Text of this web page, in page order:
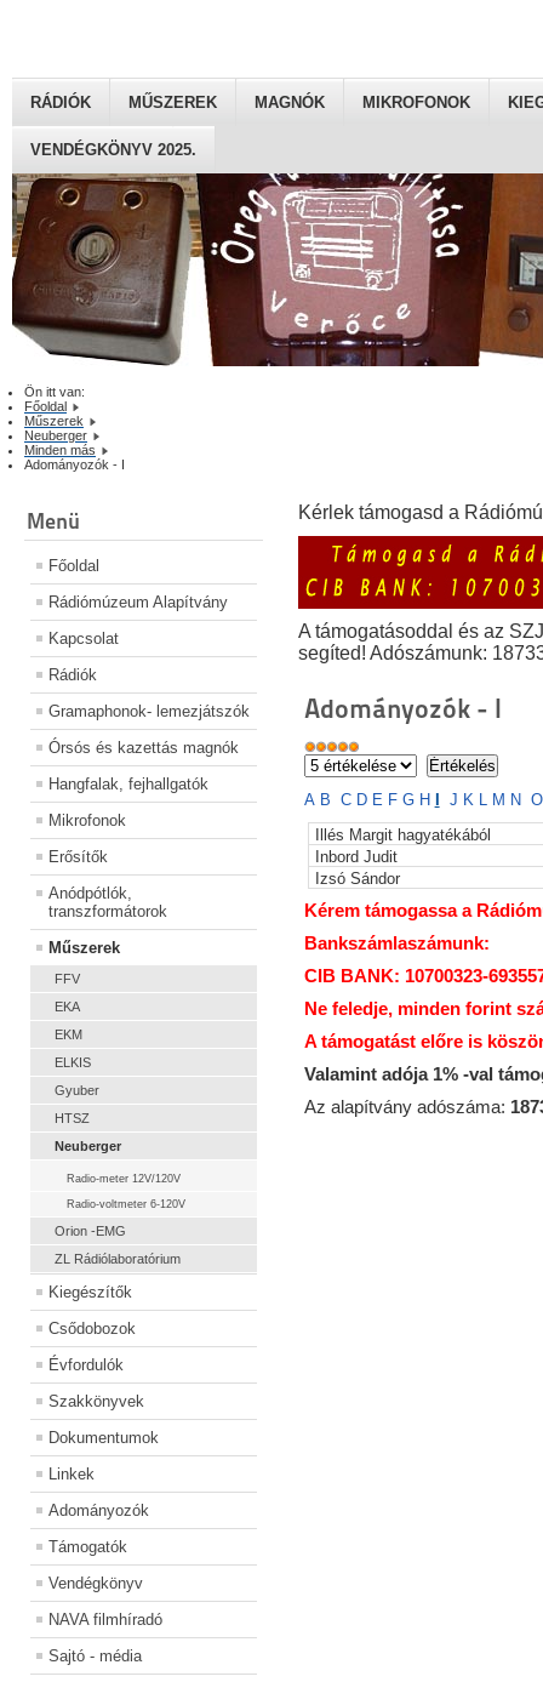
RÁDIÓK MŰSZEREK MAGNÓK MIKROFONOK
VENDÉGKÖNYV 2025.
Ön itt van:
Főoldal
Műszerek
Neuberger
Minden más
Adományozók - I
Menü
Főoldal
Rádiómúzeum Alapítvány
Kapcsolat
Rádiók
Gramaphonok- lemezjátszók
Órsós és kazettás magnók
Hangfalak, fejhallgatók
Mikrofonok
Erősítők
Anódpótlók,
transzformátorok
Műszerek
FFV
EKA
EKM
ELKIS
Gyuber
HTSZ
Neuberger
Radio-meter 12V/120V
Radio-voltmeter 6-120V
Orion -EMG
ZL Rádiólaboratórium
Kiegészítők
Csődobozok
Évfordulók
Szakkönyvek
Dokumentumok
Linkek
Adományozók
Támogatók
Vendégkönyv
NAVA filmhíradó
Sajtó - média
Kérlek támogasd a
A támogatásoddal és az
segíted! Adószámunk:
Adományozók - I
A B C D E F G H J K L M N O
Illés Margit hagyatékából
Inbord Judit
Izsó Sándor
Kérem támogassa a
Bankszámlaszámunk:
CIB BANK: 10700323-
Ne feledje, minden forint
A támogatást előre is
Valamint adója 1% -val
Az alapítvány adószáma: